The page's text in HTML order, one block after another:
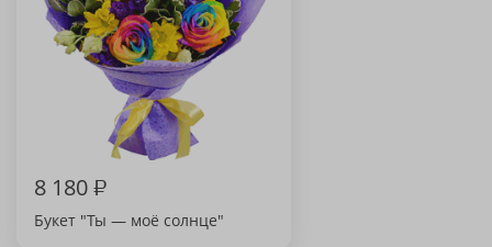
8 180₽
Букет "Ты — моё солнце"